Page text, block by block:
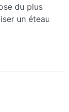
du plus
un éteau